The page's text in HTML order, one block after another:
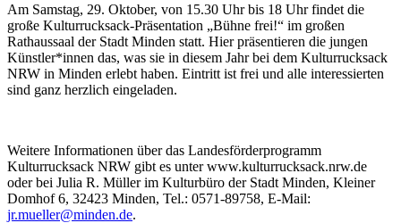
Am Samstag, 29. Oktober, von 15.30 Uhr bis 18 Uhr findet die
große Kulturrucksack-Präsentation „Bühne frei!“ im großen
Rathaussaal der Stadt Minden statt. Hier präsentieren die jungen
Künstler*innen das, was sie in diesem Jahr bei dem Kulturrucksack
NRW in Minden erlebt haben. Eintritt ist frei und alle interessierten
sind ganz herzlich eingeladen.
Weitere Informationen über das Landesförderprogramm
Kulturrucksack NRW gibt es unter www.kulturrucksack.nrw.de
oder bei Julia R. Müller im Kulturbüro der Stadt Minden, Kleiner
Domhof 6, 32423 Minden, Tel.: 0571-89758, E-Mail:
jr.mueller@minden.de.